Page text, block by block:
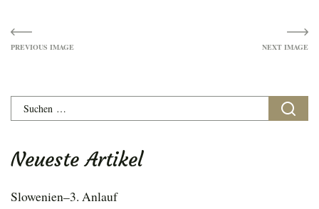
Image
Suchen
nach:
Neueste Artikel
Slowenien–3. Anlauf